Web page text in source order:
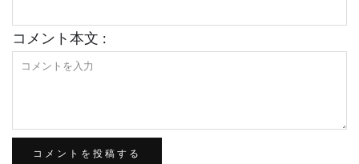
コメント本文 :